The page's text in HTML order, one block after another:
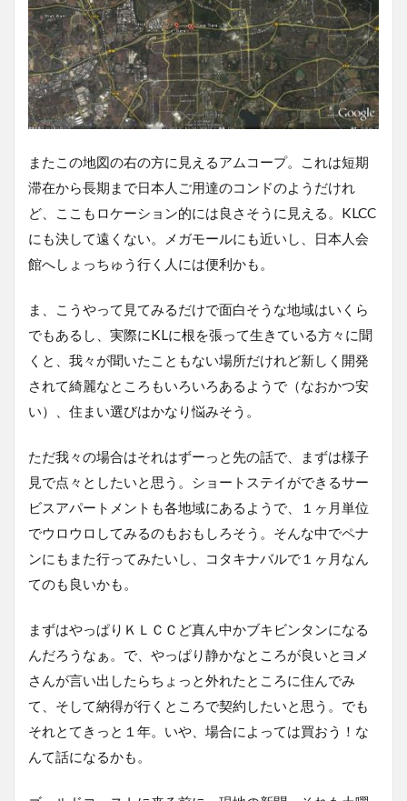
またこの地図の右の方に見えるアムコープ。これは短期
滞在から長期まで日本人ご用達のコンドのようだけれ
ど、ここもロケーション的には良さそうに見える。KLCC
にも決して遠くない。メガモールにも近いし、日本人会
館へしょっちゅう行く人には便利かも。
ま、こうやって見てみるだけで面白そうな地域はいくら
でもあるし、実際にKLに根を張って生きている方々に聞
くと、我々が聞いたこともない場所だけれど新しく開発
されて綺麗なところもいろいろあるようで（なおかつ安
い）、住まい選びはかなり悩みそう。
ただ我々の場合はそれはずーっと先の話で、まずは様子
見で点々としたいと思う。ショートステイができるサー
ビスアパートメントも各地域にあるようで、１ヶ月単位
でウロウロしてみるのもおもしろそう。そんな中でペナ
ンにもまた行ってみたいし、コタキナバルで１ヶ月なん
てのも良いかも。
まずはやっぱりＫＬＣＣど真ん中かブキビンタンになる
んだろうなぁ。で、やっぱり静かなところが良いとヨメ
さんが言い出したらちょっと外れたところに住んでみ
て、そして納得が行くところで契約したいと思う。でも
それとてきっと１年。いや、場合によっては買おう！な
んて話になるかも。